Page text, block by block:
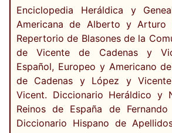
Enciclopedia Heráldica y
Americana de Alberto y Arturo
Repertorio de Blasones de la
de Vicente de Cadenas y
Español, Europeo y Americano
de Cadenas y López y
Vicent. Diccionario Heráldico y
Reinos de España de Fernando
Diccionario Hispano de